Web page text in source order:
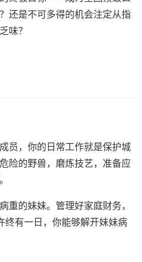
还是不可多得的机会注定从指
味？
员，你的日常工作就是保护城
的野兽，磨炼技艺，准备应
重的妹妹。管理好家庭财务，
有一日，你能够解开妹妹病